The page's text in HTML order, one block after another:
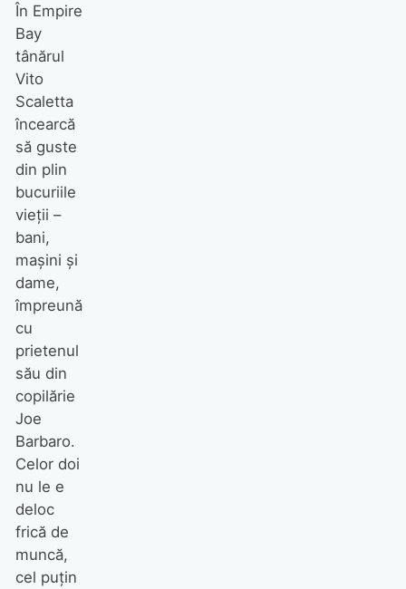
În Empire
Bay
tânărul
Vito
Scaletta
încearcă
să guste
din plin
bucuriile
vieţii –
bani,
maşini şi
dame,
împreună
cu
prietenul
său din
copilărie
Joe
Barbaro.
Celor doi
nu le e
deloc
frică de
muncă,
cel puţin